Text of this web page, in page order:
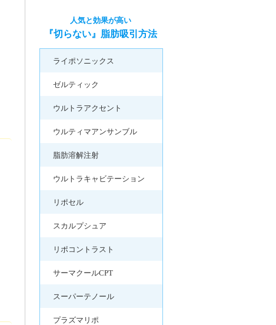
人気と効果が高い
『切らない』脂肪吸引方法
ライポソニックス
ゼルティック
ウルトラアクセント
ウルティマアンサンブル
脂肪溶解注射
ウルトラキャビテーション
リポセル
スカルプシュア
リポコントラスト
サーマクールCPT
スーパーテノール
プラズマリポ